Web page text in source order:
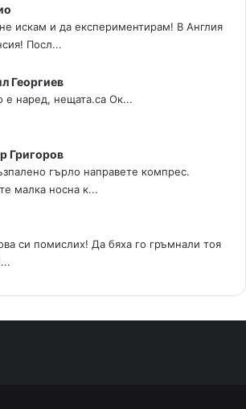
искам и да експериментирам! В Англия
Посл...
Георгиев
е наред, нещата.са Ок...
Григоров
гърло направете компрес.
малка носна к...
си помислих! Да бяха го гръмнали тоя